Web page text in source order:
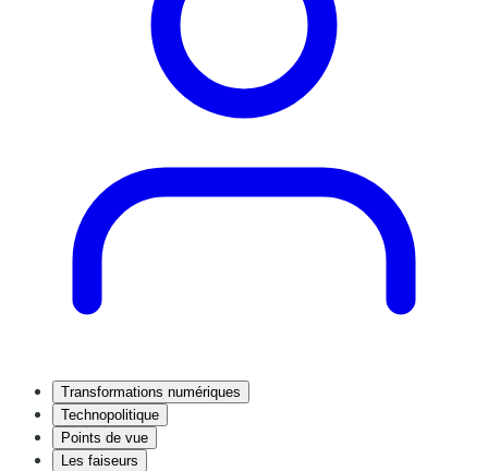
Transformations numériques
Technopolitique
Points de vue
Les faiseurs